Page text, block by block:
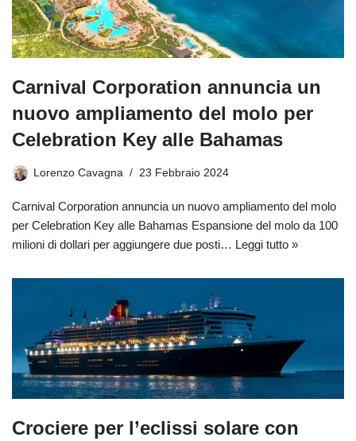
Carnival Corporation annuncia un
nuovo ampliamento del molo per
Celebration Key alle Bahamas
Lorenzo Cavagna 23 Febbraio 2024
Carnival Corporation annuncia un nuovo ampliamento del molo
per Celebration Key alle Bahamas Espansione del molo da 100
milioni di dollari per aggiungere due posti… Leggi tutto »
Crociere per l’eclissi solare con